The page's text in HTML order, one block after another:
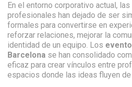
En el entorno corporativo actual,
profesionales han dejado de ser
formales para convertirse en
reforzar relaciones, mejorar la
identidad de un equipo. Los
Barcelona se han consolidado
eficaz para crear vínculos entre
espacios donde las ideas fluyen de